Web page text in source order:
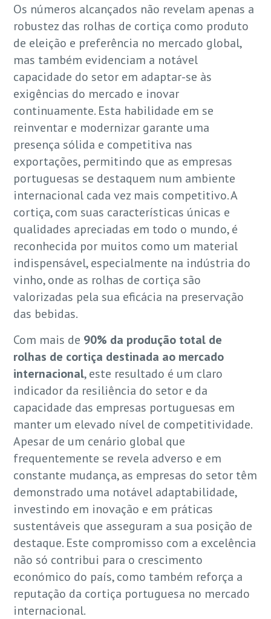
Os números alcançados não revelam apenas a
robustez das rolhas de cortiça como produto
de eleição e preferência no mercado global,
mas também evidenciam a notável
capacidade do setor em adaptar-se às
exigências do mercado e inovar
continuamente. Esta habilidade em se
reinventar e modernizar garante uma
presença sólida e competitiva nas
exportações, permitindo que as empresas
portuguesas se destaquem num ambiente
internacional cada vez mais competitivo. A
cortiça, com suas características únicas e
qualidades apreciadas em todo o mundo, é
reconhecida por muitos como um material
indispensável, especialmente na indústria do
vinho, onde as rolhas de cortiça são
valorizadas pela sua eficácia na preservação
das bebidas.
Com mais de 90% da produção total de
rolhas de cortiça destinada ao mercado
internacional, este resultado é um claro
indicador da resiliência do setor e da
capacidade das empresas portuguesas em
manter um elevado nível de competitividade.
Apesar de um cenário global que
frequentemente se revela adverso e em
constante mudança, as empresas do setor têm
demonstrado uma notável adaptabilidade,
investindo em inovação e em práticas
sustentáveis que asseguram a sua posição de
destaque. Este compromisso com a excelência
não só contribui para o crescimento
económico do país, como também reforça a
reputação da cortiça portuguesa no mercado
internacional.